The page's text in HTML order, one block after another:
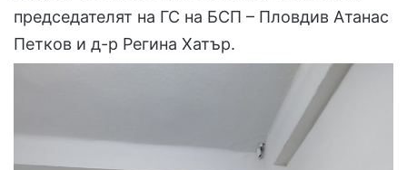
председателят на ГС на БСП – Пловдив Атанас
Петков и д-р Регина Хатър.